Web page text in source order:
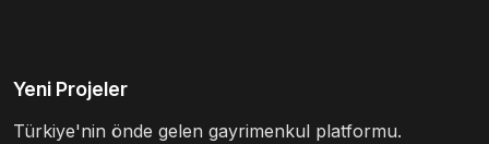
Yeni Projeler
Türkiye'nin önde gelen gayrimenkul platformu.